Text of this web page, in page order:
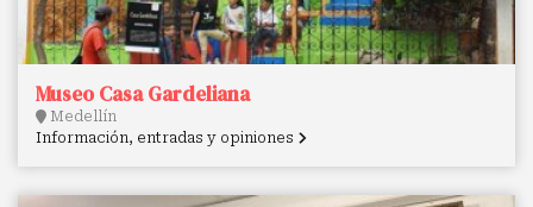
Museo Casa Gardeliana
Medellín
Información, entradas y opiniones